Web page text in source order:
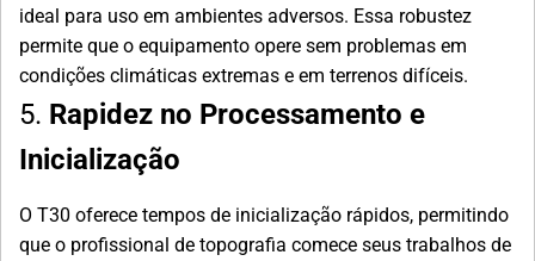
ideal para uso em ambientes adversos. Essa robustez
permite que o equipamento opere sem problemas em
condições climáticas extremas e em terrenos difíceis.
5. Rapidez no Processamento e
Inicialização
O T30 oferece tempos de inicialização rápidos, permitindo
que o profissional de topografia comece seus trabalhos de